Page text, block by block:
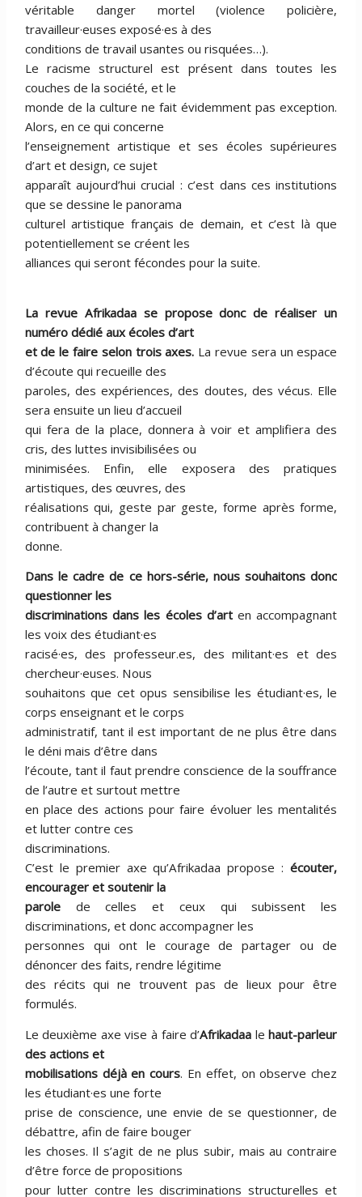
véritable danger mortel (violence policière,
travailleur·euses exposé·es à des
conditions de travail usantes ou risquées…).
Le racisme structurel est présent dans toutes les
couches de la société, et le
monde de la culture ne fait évidemment pas exception.
Alors, en ce qui concerne
l’enseignement artistique et ses écoles supérieures
d’art et design, ce sujet
apparaît aujourd’hui crucial : c’est dans ces institutions
que se dessine le panorama
culturel artistique français de demain, et c’est là que
potentiellement se créent les
alliances qui seront fécondes pour la suite.
La revue Afrikadaa se propose donc de réaliser un
numéro dédié aux écoles d’art
et de le faire selon trois axes. La revue sera un espace
d’écoute qui recueille des
paroles, des expériences, des doutes, des vécus. Elle
sera ensuite un lieu d’accueil
qui fera de la place, donnera à voir et amplifiera des
cris, des luttes invisibilisées ou
minimisées. Enfin, elle exposera des pratiques
artistiques, des œuvres, des
réalisations qui, geste par geste, forme après forme,
contribuent à changer la
donne.
Dans le cadre de ce hors-série, nous souhaitons donc
questionner les
discriminations dans les écoles d’arten accompagnant
les voix des étudiant·es
racisé·es, des professeur.es, des militant·es et des
chercheur·euses. Nous
souhaitons que cet opus sensibilise les étudiant·es, le
corps enseignant et le corps
administratif, tant il est important de ne plus être dans
le déni mais d’être dans
l’écoute, tant il faut prendre conscience de la souffrance
de l’autre et surtout mettre
en place des actions pour faire évoluer les mentalités
et lutter contre ces
discriminations.
C’est le premier axe qu’Afrikadaa propose :écouter,
encourager et soutenir la
parolede celles et ceux qui subissent les
discriminations, et donc accompagner les
personnes qui ont le courage de partager ou de
dénoncer des faits, rendre légitime
des récits qui ne trouvent pas de lieux pour être
formulés.
Le deuxième axe vise à faire d’Afrikadaa lehaut-parleur
des actions et
mobilisations déjà en cours. En effet, on observe chez
les étudiant·es une forte
prise de conscience, une envie de se questionner, de
débattre, afin de faire bouger
les choses. Il s’agit de ne plus subir, mais au contraire
d’être force de propositions
pour lutter contre les discriminations structurelles et